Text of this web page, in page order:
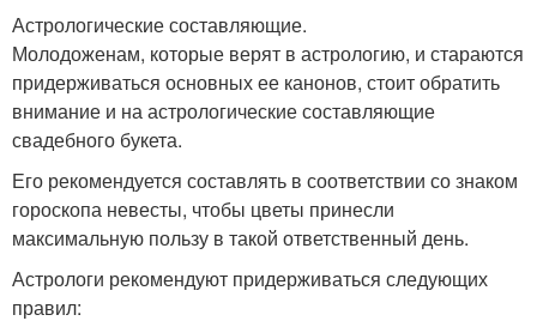
Астрологические составляющие.
Молодоженам, которые верят в астрологию, и стараются
придерживаться основных ее канонов, стоит обратить
внимание и на астрологические составляющие
свадебного букета.
Его рекомендуется составлять в соответствии со знаком
гороскопа невесты, чтобы цветы принесли
максимальную пользу в такой ответственный день.
Астрологи рекомендуют придерживаться следующих
правил: